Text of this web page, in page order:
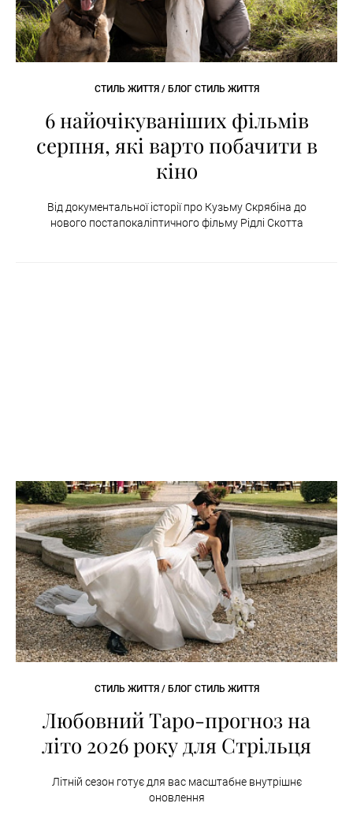
СТИЛЬ ЖИТТЯ / БЛОГ СТИЛЬ ЖИТТЯ
6 найочікуваніших фільмів
серпня, які варто побачити в
кіно
Від документальної історії про Кузьму Скрябіна до
нового постапокаліптичного фільму Рідлі Скотта
СТИЛЬ ЖИТТЯ / БЛОГ СТИЛЬ ЖИТТЯ
Любовний Таро-прогноз на
літо 2026 року для Стрільця
Літній сезон готує для вас масштабне внутрішнє
оновлення